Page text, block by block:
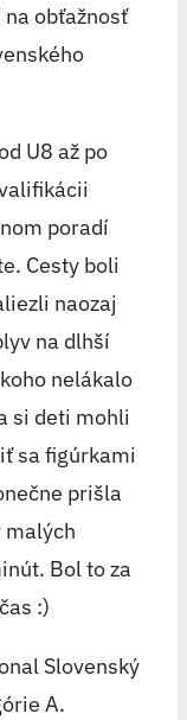
obťažnosť
U8 až po
poradí
Cesty boli
naozaj
na dlhší
nelákalo
si deti mohli
sa figúrkami
prišla
malých
Bol to za
:)
Slovenský
A.